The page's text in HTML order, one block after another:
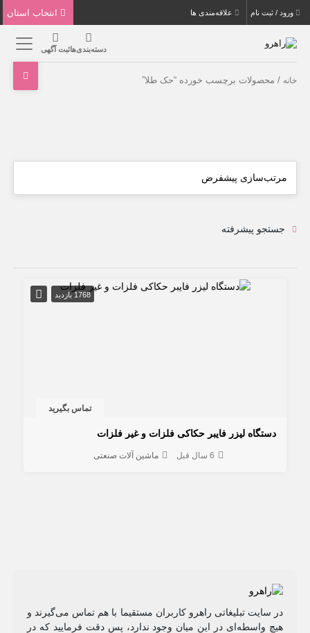
ورود / ثبت نام علاقه‌مندی ها
دسته‌بندی‌هاثبت آگهی
خانه / محصولات برچسب خورده “حک طلا”
جستجو پیشرفته
1768 بازدید
تماس بگیرید
دستگاه لیزر فایبر حکاکی فلزات و غیر فلزات
6 سال قبل ماشین آلات صنعتی
در سایت تبلیغاتی راهرو کاربران مستقیما با هم تماس می‌گیرند و
هیچ واسطه‌ای در این میان وجود ندارد، پس دقت فرمایید که در